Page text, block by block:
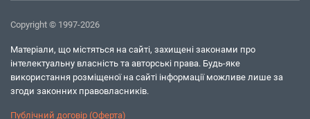
Copyright © 1997-2026
Матеріали, що містяться на сайті, захищені законами про
інтелектуальну власність та авторські права. Будь-яке
використання розміщеної на сайті інформації можливе лише за
згоди законних правовласників.
Публічний договір (Оферта)